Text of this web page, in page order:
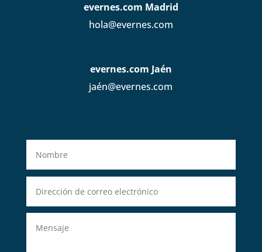
evernes.com Madrid
hola@evernes.com
evernes.com Jaén
jaén@evernes.com